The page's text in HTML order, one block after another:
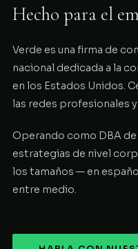
Hecho para el
Verde es una firma de
nacional dedicada a la
en los Estados Unidos.
las redes profesionales
Operando como DBA de
estrategias de nivel
los tamaños — en
entre medio.